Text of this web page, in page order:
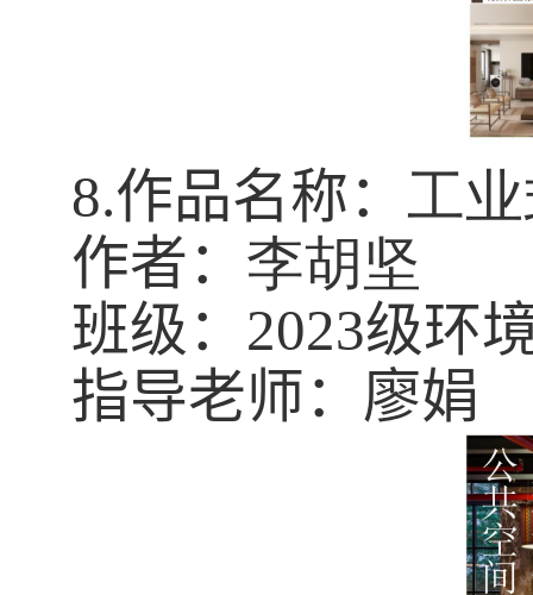
8.作品名称： 工
作者： 李胡坚
班级： 2023级环
指导老师：廖娟